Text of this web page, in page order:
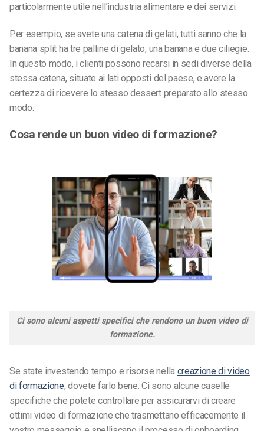
particolarmente utile nell’industria alimentare e dei servizi.
Per esempio, se avete una catena di gelati, tutti sanno che la
banana split ha tre palline di gelato, una banana e due ciliegie.
In questo modo, i clienti possono recarsi in sedi diverse della
stessa catena, situate ai lati opposti del paese, e avere la
certezza di ricevere lo stesso dessert preparato allo stesso
modo.
Cosa rende un buon video di formazione?
Ci sono alcuni aspetti specifici che rendono un buon video di
formazione.
Se state investendo tempo e risorse nella creazione di video
di formazione, dovete farlo bene. Ci sono alcune caselle
specifiche che potete controllare per assicurarvi di creare
ottimi video di formazione che trasmettano efficacemente il